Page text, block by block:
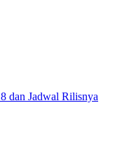
dan Jadwal Rilisnya